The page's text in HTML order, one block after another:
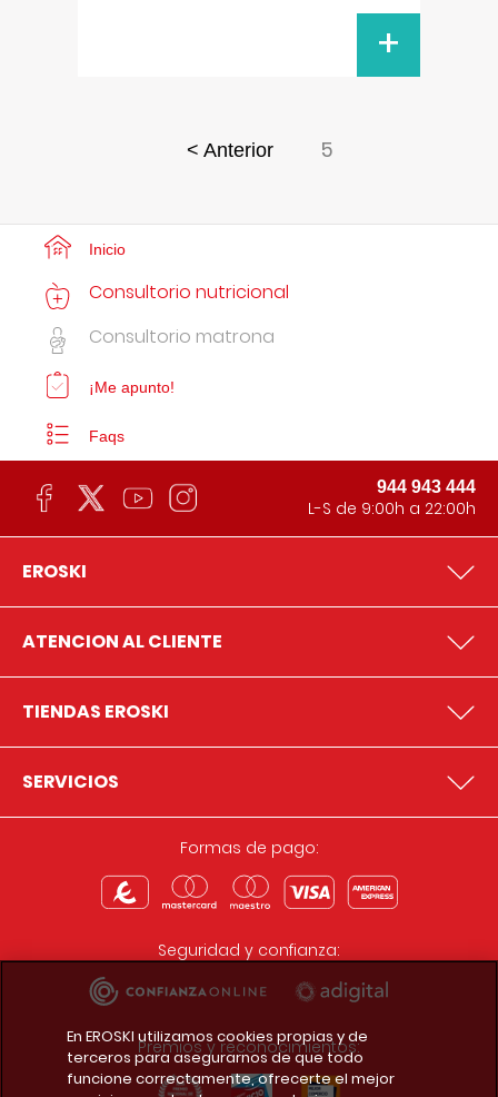
+
< Anterior 5
Inicio
Consultorio nutricional
Consultorio matrona
¡Me apunto!
Faqs
944 943 444
L-S de 9:00h a 22:00h
EROSKI
ATENCION AL CLIENTE
TIENDAS EROSKI
SERVICIOS
Formas de pago:
Seguridad y confianza:
Premios y reconocimientos:
En EROSKI utilizamos cookies propias y de
terceros para asegurarnos de que todo
funcione correctamente, ofrecerte el mejor